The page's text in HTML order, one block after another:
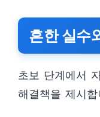
흔한 실수
초보 단계에서
해결책을 제시합